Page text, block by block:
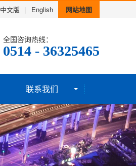
中文版 English 网站地图
全国咨询热线：
0514 - 36325465
联系我们